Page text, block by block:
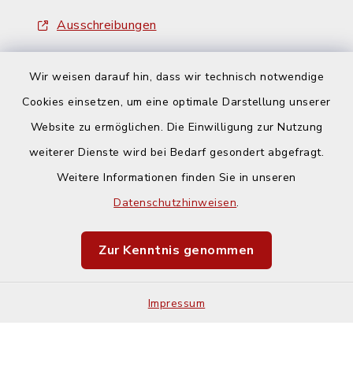
Wir weisen darauf hin, dass wir technisch notwendige
Cookies einsetzen, um eine optimale Darstellung unserer
Website zu ermöglichen. Die Einwilligung zur Nutzung
weiterer Dienste wird bei Bedarf gesondert abgefragt.
Weitere Informationen finden Sie in unseren
Datenschutzhinweisen.
Zur Kenntnis genommen
Impressum
Ausschreibungen
Barrierefreiheit
Impressum
Sitemap